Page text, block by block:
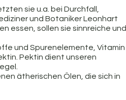
sie u.a. bei Durchfall,
und Botaniker Leonhart
essen, sollen sie sinnreiche und
und Spurenelemente, Vitamin
Pektin dient unseren
ätherischen Ölen, die sich in